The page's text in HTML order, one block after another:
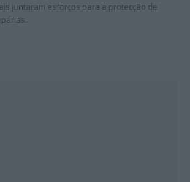
juntaram esforços para a protecção de